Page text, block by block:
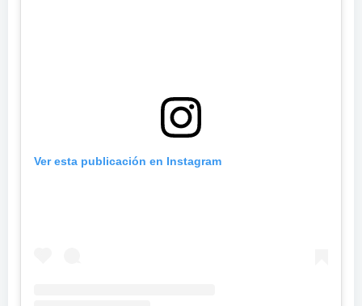
Ver esta publicación en Instagram